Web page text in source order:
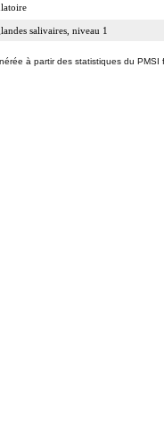
salivaires, niveau 1
à partir des statistiques du PMSI